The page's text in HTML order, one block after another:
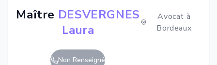
Maître DESVERGNES
Laura
Avocat à
Bordeaux
Non Renseigné